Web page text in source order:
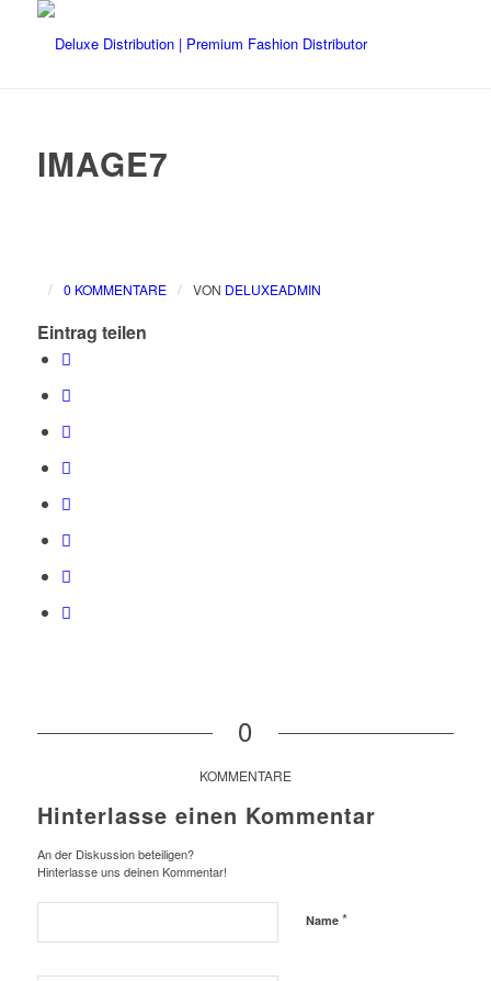
IMAGE7
/ 0 KOMMENTARE / VON DELUXEADMIN
Eintrag teilen
0
KOMMENTARE
Hinterlasse einen Kommentar
An der Diskussion beteiligen?
Hinterlasse uns deinen Kommentar!
Name *